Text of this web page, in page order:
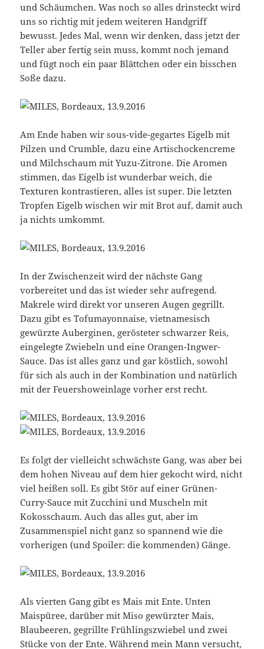
und Schäumchen. Was noch so alles drinsteckt wird
uns so richtig mit jedem weiteren Handgriff
bewusst. Jedes Mal, wenn wir denken, dass jetzt der
Teller aber fertig sein muss, kommt noch jemand
und fügt noch ein paar Blättchen oder ein bisschen
Soße dazu.
Am Ende haben wir sous-vide-gegartes Eigelb mit
Pilzen und Crumble, dazu eine Artischockencreme
und Milchschaum mit Yuzu-Zitrone. Die Aromen
stimmen, das Eigelb ist wunderbar weich, die
Texturen kontrastieren, alles ist super. Die letzten
Tropfen Eigelb wischen wir mit Brot auf, damit auch
ja nichts umkommt.
In der Zwischenzeit wird der nächste Gang
vorbereitet und das ist wieder sehr aufregend.
Makrele wird direkt vor unseren Augen gegrillt.
Dazu gibt es Tofumayonnaise, vietnamesisch
gewürzte Auberginen, gerösteter schwarzer Reis,
eingelegte Zwiebeln und eine Orangen-Ingwer-
Sauce. Das ist alles ganz und gar köstlich, sowohl
für sich als auch in der Kombination und natürlich
mit der Feuershoweinlage vorher erst recht.
Es folgt der vielleicht schwächste Gang, was aber bei
dem hohen Niveau auf dem hier gekocht wird, nicht
viel heißen soll. Es gibt Stör auf einer Grünen-
Curry-Sauce mit Zucchini und Muscheln mit
Kokosschaum. Auch das alles gut, aber im
Zusammenspiel nicht ganz so spannend wie die
vorherigen (und Spoiler: die kommenden) Gänge.
Als vierten Gang gibt es Mais mit Ente. Unten
Maispüree, darüber mit Miso gewürzter Mais,
Blaubeeren, gegrillte Frühlingszwiebel und zwei
Stücke von der Ente. Während mein Mann versucht,